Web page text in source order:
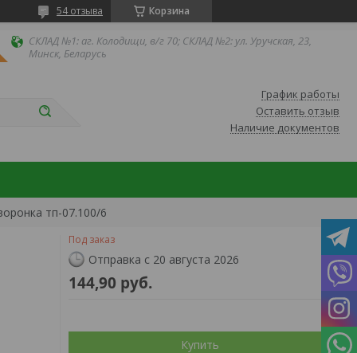
Корзина
54 отзыва
СКЛАД №1: аг. Колодищи, в/г 70; СКЛАД №2: ул. Уручская, 23,
Минск, Беларусь
График работы
Оставить отзыв
Наличие документов
тп-07.100/6
Под заказ
Отправка с 20 августа 2026
144,90 руб.
Купить